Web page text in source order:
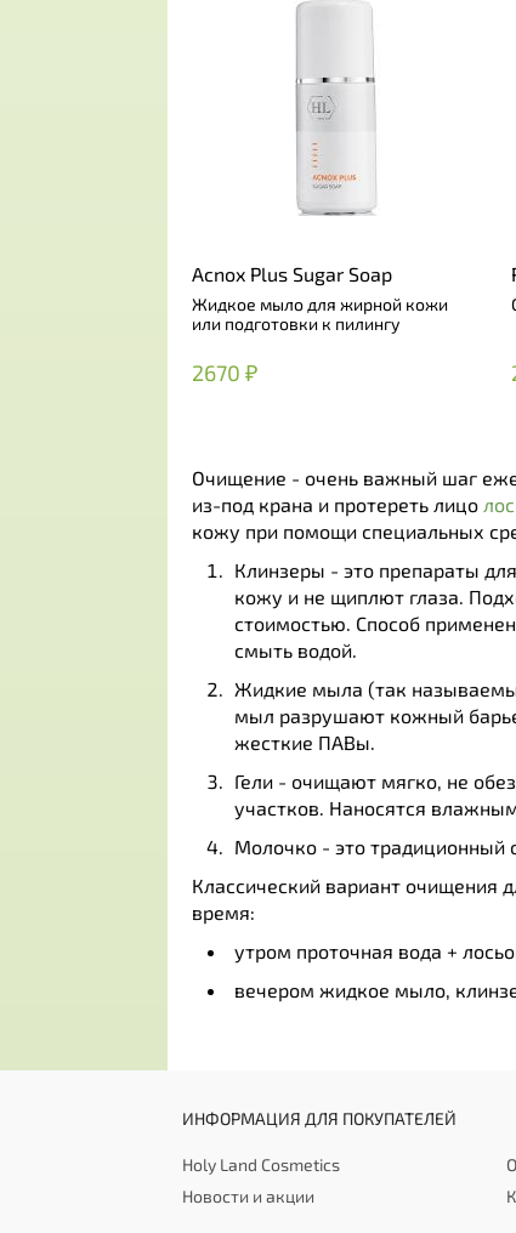
Acnox Plus Sugar Soap
Жидкое мыло для жирной кожи
или подготовки к пилингу
2670 ₽
Очищение - очень важный шаг
из-под крана и протереть лицо
кожу при помощи специальных
Клинзеры - это препараты
кожу и не щиплют глаза.
стоимостью. Способ
смыть водой.
Жидкие мыла (так
мыл разрушают кожный
жесткие ПАВы.
Гели - очищают мягко, не
участков. Наносятся
Молочко - это традиционный
Классический вариант очищения
время:
утром проточная вода +
вечером жидкое мыло,
ИНФОРМАЦИЯ ДЛЯ ПОКУПАТЕЛЕЙ
Holy Land Cosmetics
Новости и акции